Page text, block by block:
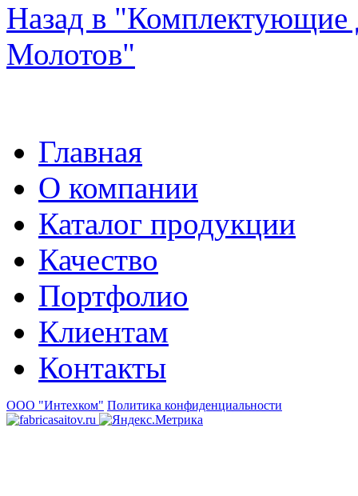
Назад в
Молотов"
Главная
О компании
Каталог продукции
Качество
Портфолио
Клиентам
Контакты
ООО "Интехком" Политика конфиденциальности